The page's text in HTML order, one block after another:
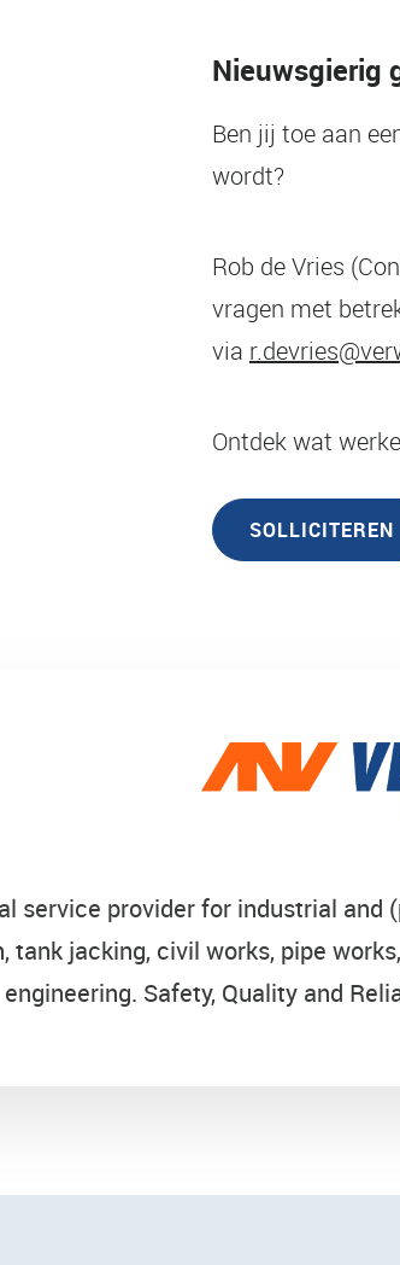
Nieuwsgierig
Ben jij toe aan
wordt?
Rob de Vries
vragen met
via
Ontdek wat
SOLLICITEREN
service provider for industrial
jacking, civil works, pipe
engineering. Safety, Quality and